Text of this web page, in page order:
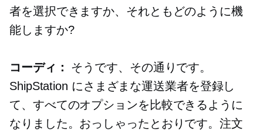
者を選択できますか、それともどのように機
能しますか?
コーディ：
そうです、その通りです。
ShipStation にさまざまな運送業者を登録し
て、すべてのオプションを比較できるように
なりました。おっしゃったとおりです。注文